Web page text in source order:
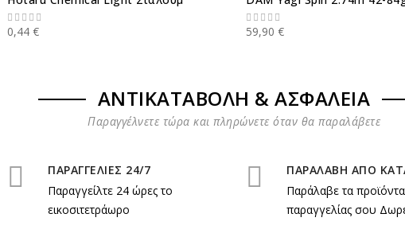
0,44 € 59,90 €
ΑΝΤΙΚΑΤΑΒΟΛΗ & ΑΣΦΑΛΕΙΑ
Παραγγέλνετε τώρα και πληρώνετε όταν θα παραλάβετε
ΠΑΡΑΓΓΕΛΙΕΣ 24/7
Παραγγείλτε 24 ώρες το
εικοσιτετράωρο
ΠΑΡΑΛΑΒΗ ΑΠΟ
Παράλαβε τα
παραγγελίας σου